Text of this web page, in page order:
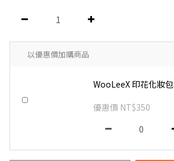
以優惠價加購商品
WooLeeX 印花化妝包
優惠價 NT$350